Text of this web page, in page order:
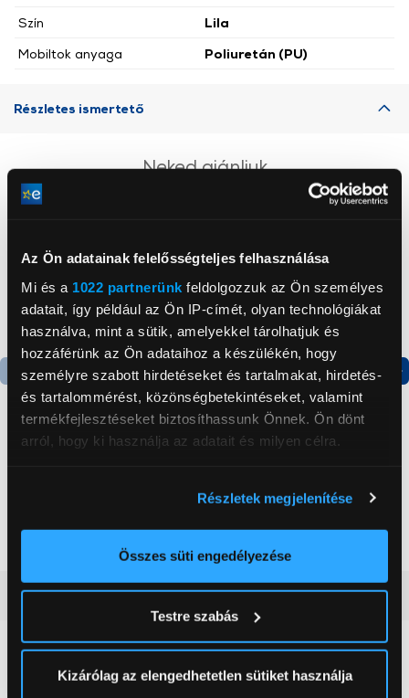
Az Ön adatainak felelősségteljes felhasználása
Mi és a 1022 partnerünk feldolgozzuk az Ön személyes
adatait, így például az Ön IP-címét, olyan technológiákat
használva, mint a sütik, amelyekkel tárolhatjuk és
hozzáférünk az Ön adataihoz a készülékén, hogy
személyre szabott hirdetéseket és tartalmakat, hirdetés-
és tartalommérést, közönségbetekintéseket, valamint
termékfejlesztéseket biztosíthassunk Önnek. Ön dönt
arról, hogy ki használja az adatait és milyen célra.
elhelyezkedéséről pár méteres pontossággal
Az Ön készülékén beazonosítása annak konkrét
módjairól és adja meg preferenciáit aRészletek
pontban. Bármikor módosíthatja vagy visszavonhatja a
Sütinyilatkozathoz való hozzájárulását.
Részletek megjelenítése
Összes süti engedélyezése
Testre szabás
Kizárólag az elengedhetetlen sütiket használja
Szín
Lila
Mobiltok anyaga
Poliuretán (PU)
Részletes ismertető
Neked ajánljuk
Termék adatlap Termék adatlap
kombinált hűtőszekrény
Vásárlói vélemények(0)
0